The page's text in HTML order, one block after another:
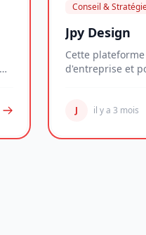
Conseil &
Jpy Design
Cette
d'entreprise et
J il y a 3 mois